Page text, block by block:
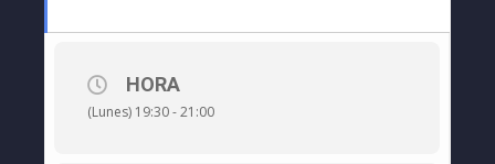
HORA
(Lunes) 19:30 - 21:00